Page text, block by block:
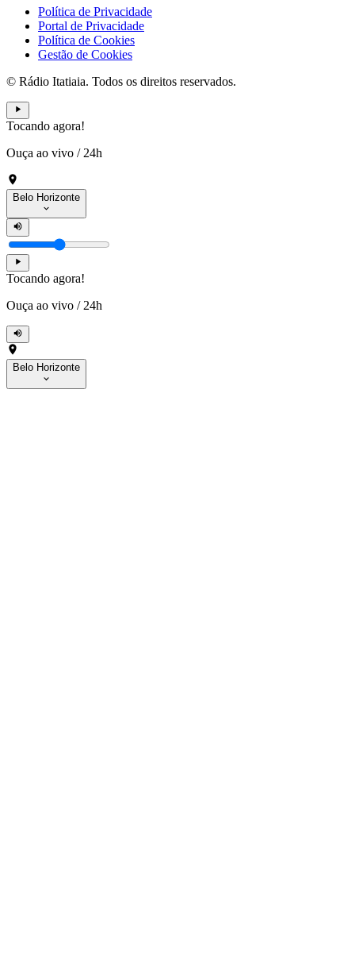
Política de Privacidade
Portal de Privacidade
Política de Cookies
Gestão de Cookies
© Rádio Itatiaia. Todos os direitos reservados.
Tocando agora!
Ouça ao vivo / 24h
Belo Horizonte
Tocando agora!
Ouça ao vivo / 24h
Belo Horizonte